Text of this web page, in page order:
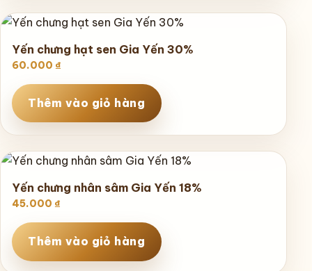
Yến chưng hạt sen Gia Yến 30%
60.000 ₫
Thêm vào giỏ hàng
Yến chưng nhân sâm Gia Yến 18%
45.000 ₫
Thêm vào giỏ hàng